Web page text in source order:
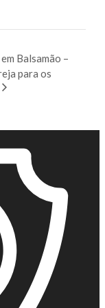
Balsamão –
para os